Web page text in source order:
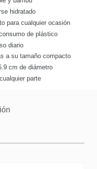
hidratado
para cualquier ocasión
de plástico
diario
a su tamaño compacto
cm de diámetro
parte